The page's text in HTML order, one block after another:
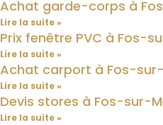
Achat garde-corps à
Lire la suite »
Prix fenêtre PVC à Fos-
Lire la suite »
Achat carport à Fos-
Lire la suite »
Devis stores à Fos-sur-
Lire la suite »